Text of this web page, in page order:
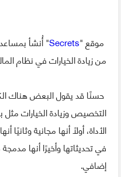
موقع "Secrets" أُنشأ
من زيادة الخيارات في نظام
حسنًا قد يقول البعض هناك
الأداة، أولًا أنها مجانية
في تحديثاتها وأخيرًا أنها
إضافي.